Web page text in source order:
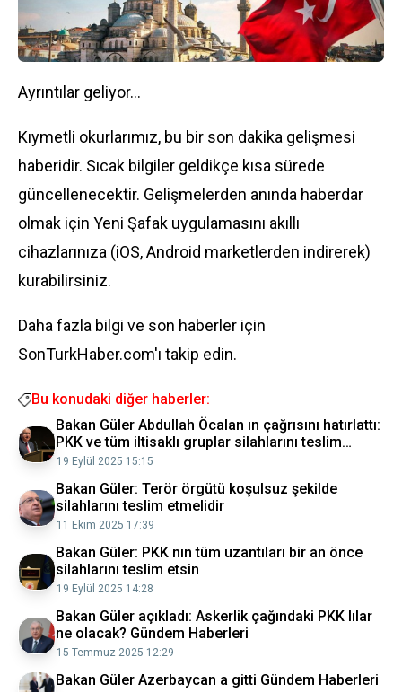
Ayrıntılar geliyor...
Kıymetli okurlarımız, bu bir son dakika gelişmesi
haberidir. Sıcak bilgiler geldikçe kısa sürede
güncellenecektir. Gelişmelerden anında haberdar
olmak için Yeni Şafak uygulamasını akıllı
cihazlarınıza (iOS, Android marketlerden indirerek)
kurabilirsiniz.
Daha fazla bilgi ve son haberler için
SonTurkHaber.com'ı takip edin.
Bu konudaki diğer haberler:
Bakan Güler Abdullah Öcalan ın çağrısını hatırlattı:
PKK ve tüm iltisaklı gruplar silahlarını teslim
etmeli
19 Eylül 2025 15:15
Bakan Güler: Terör örgütü koşulsuz şekilde
silahlarını teslim etmelidir
11 Ekim 2025 17:39
Bakan Güler: PKK nın tüm uzantıları bir an önce
silahlarını teslim etsin
19 Eylül 2025 14:28
Bakan Güler açıkladı: Askerlik çağındaki PKK lılar
ne olacak? Gündem Haberleri
15 Temmuz 2025 12:29
Bakan Güler Azerbaycan a gitti Gündem Haberleri